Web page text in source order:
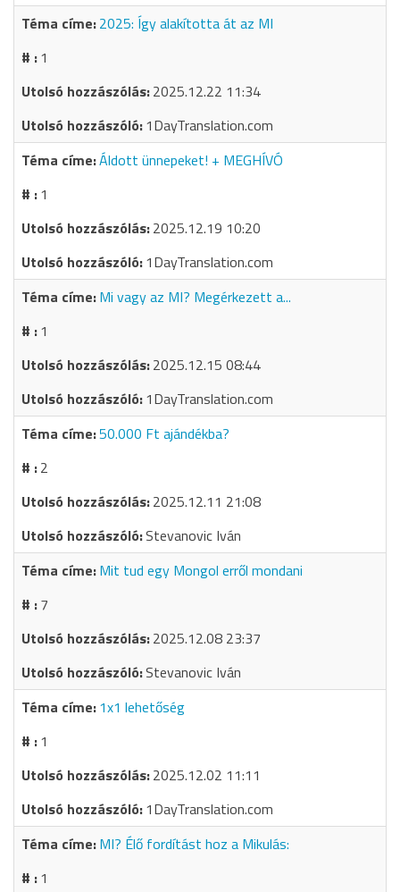
2025: Így alakította át az MI
1
2025.12.22 11:34
1DayTranslation.com
Áldott ünnepeket! + MEGHÍVÓ
1
2025.12.19 10:20
1DayTranslation.com
Mi vagy az MI? Megérkezett a...
1
2025.12.15 08:44
1DayTranslation.com
50.000 Ft ajándékba?
2
2025.12.11 21:08
Stevanovic Iván
Mit tud egy Mongol erről mondani
7
2025.12.08 23:37
Stevanovic Iván
1x1 lehetőség
1
2025.12.02 11:11
1DayTranslation.com
MI? Élő fordítást hoz a Mikulás:
1